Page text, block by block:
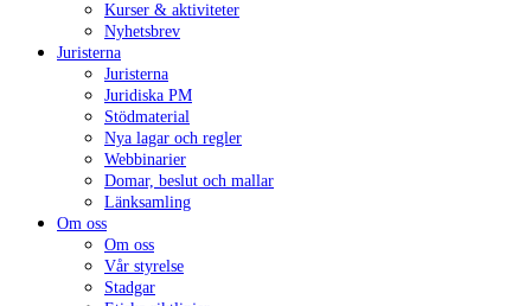
Kurser & aktiviteter
Nyhetsbrev
Juristerna
Juristerna
Juridiska PM
Stödmaterial
Nya lagar och regler
Webbinarier
Domar, beslut och mallar
Länksamling
Om oss
Om oss
Vår styrelse
Stadgar